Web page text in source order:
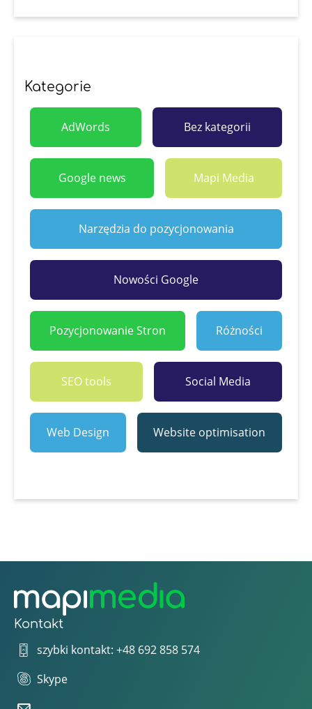
Kategorie
AdWords Bez kategorii
Google news Mapi Media
Narzędzia do pozycjonowania
Nowości Google
Pozycjonowanie Stron Różności
SEO tools Social Media
Web Design Website optimisation
Kontakt
szybki kontakt: +48 692 858 574
Skype